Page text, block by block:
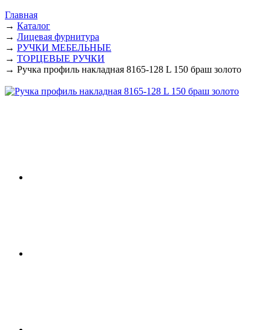
Главная
→ Каталог
→ Лицевая фурнитура
→ РУЧКИ МЕБЕЛЬНЫЕ
→ ТОРЦЕВЫЕ РУЧКИ
→ Ручка профиль накладная 8165-128 L 150 браш золото